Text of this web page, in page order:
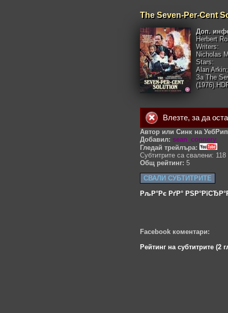
The Seven-Per-Cent
Доп.
Herbert
Writers:
Nicholas
Stars:
Alan
За The
Влезте, за да
Автор или Синк на
Добавил: sean_connery
Гледай трейлъра:
Субтитрите са свалени: 118
Общ рейтинг: 5
СВАЛИ СУБТИТРИТЕ
РљР°Рє РґР°
Facebook коментари:
Рейтинг на субтитрите (2